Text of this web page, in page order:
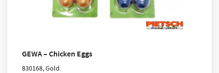
GEWA – Chicken Eggs
830168, Gold